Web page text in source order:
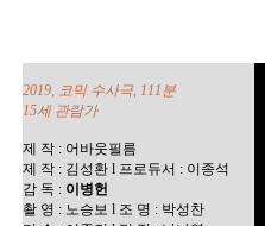
2019, 코믹 수사극, 111분
15세 관람가
제 작 : 어바웃필름
제 작 : 김성환 l 프로듀서 : 이종석
감 독 : 이병헌
촬 영 : 노승보 l 조 명 : 박성찬